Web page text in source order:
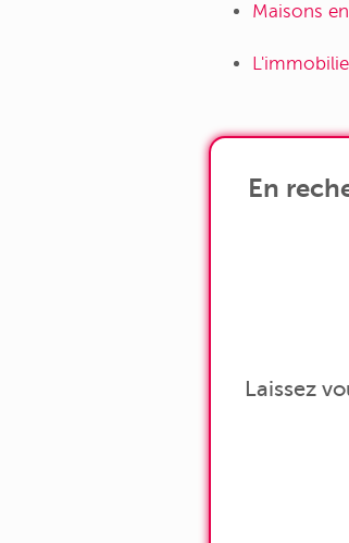
Maisons
En
Laissez